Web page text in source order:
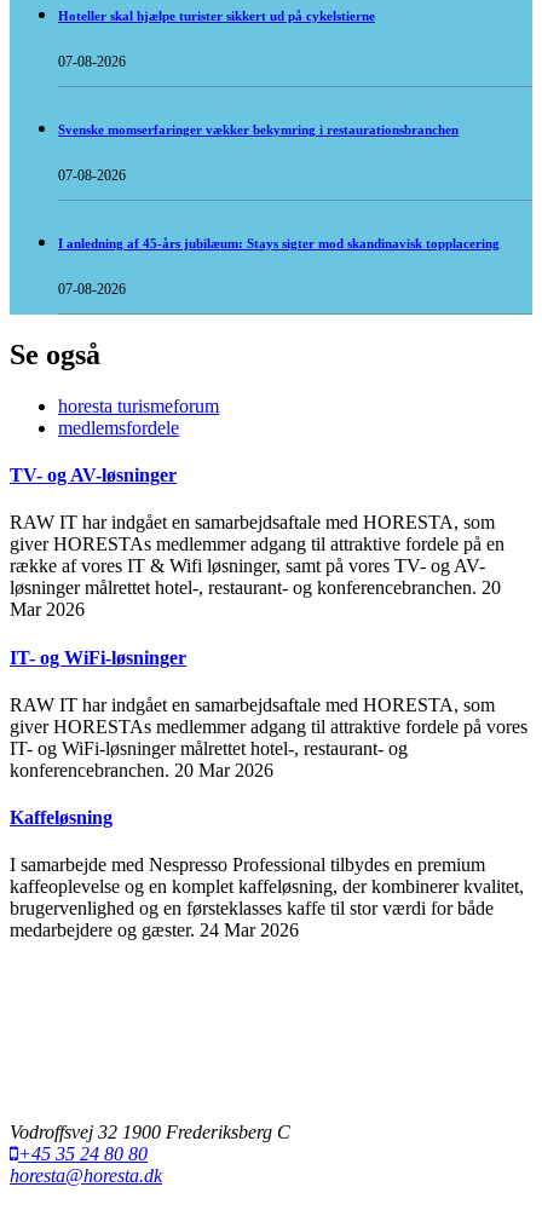
Hoteller skal hjælpe turister sikkert ud på cykelstierne
07-08-2026
Svenske momserfaringer vækker bekymring i restaurationsbranchen
07-08-2026
I anledning af 45-års jubilæum: Stays sigter mod skandinavisk topplacering
07-08-2026
Se også
horesta turismeforum
medlemsfordele
TV- og AV-løsninger
RAW IT har indgået en samarbejdsaftale med HORESTA, som
giver HORESTAs medlemmer adgang til attraktive fordele på en
række af vores IT & Wifi løsninger, samt på vores TV- og AV-
løsninger målrettet hotel-, restaurant- og konferencebranchen. 20
Mar 2026
IT- og WiFi-løsninger
RAW IT har indgået en samarbejdsaftale med HORESTA, som
giver HORESTAs medlemmer adgang til attraktive fordele på vores
IT- og WiFi-løsninger målrettet hotel-, restaurant- og
konferencebranchen. 20 Mar 2026
Kaffeløsning
I samarbejde med Nespresso Professional tilbydes en premium
kaffeoplevelse og en komplet kaffeløsning, der kombinerer kvalitet,
brugervenlighed og en førsteklasses kaffe til stor værdi for både
medarbejdere og gæster. 24 Mar 2026
Vodroffsvej 32 1900 Frederiksberg C
+45 35 24 80 80
horesta@horesta.dk